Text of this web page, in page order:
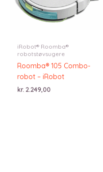
iRobot® Roomba®
robotstøvsugere
Roomba® 105 Combo-
robot – iRobot
kr. 2.249,00